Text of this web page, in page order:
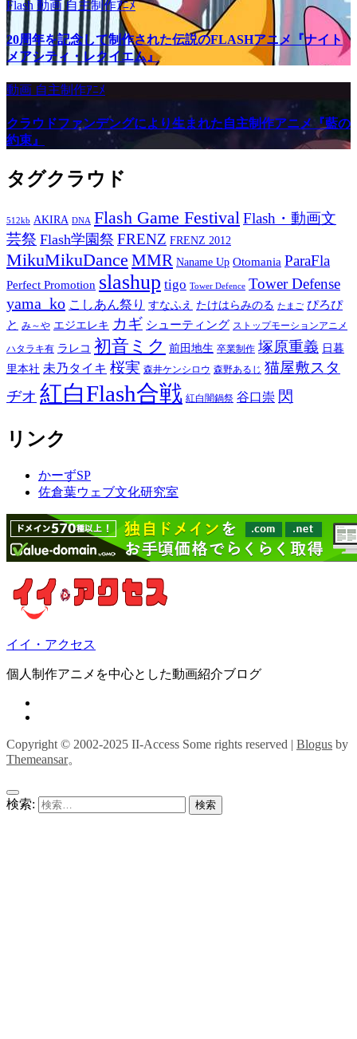
Flash 動画自主制作ｱﾆﾒ
20周年を記念して制作された伝説のFLASHアニメ『ナイト
メアシティ・レクイエム』
動画 自主制作ｱﾆﾒ
クラウドファンデングにより生まれた自主制作アニメ『藍の
約束』
タグクラウド
512kb AKIRA DNA Flash Game FestivalFlash・動画文
芸祭 Flash学園祭 FRENZ FRENZ 2012
MikuMikuDance MMR Naname Up Otomania ParaFla
Perfect Promotion slashup tigo Tower Defence Tower Defense
yama_ko こしあん祭り すなふえ たけはらみのる たまご ぴろぴ
と み～や エジエレキ カギ シューティング ストップモーションアニメ
ハタラキ有 ラレコ 初音ミク 前田地生 卒業制作 塚原重義 日暮
里本社 未乃タイキ 桜実 森井ケンシロウ 森野あるじ 猫屋敷スタ
ヂオ 紅白Flash合戦 紅白闇鍋祭 谷口崇 閃
リンク
かーずSP
佐倉葉ウェブ文化研究室
イイ・アクセス
個人制作アニメを中心とした動画紹介ブログ
Copyright © 2002-2025 II-Access Some rights reserved | Blogus by
Themeansar。
検索: